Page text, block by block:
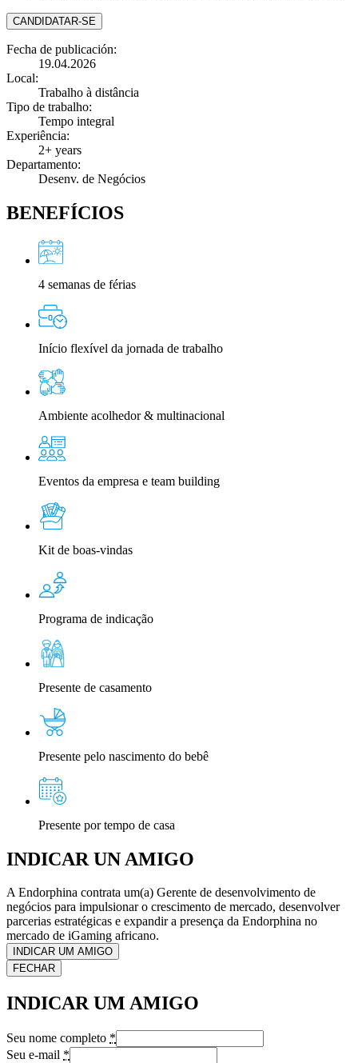
CANDIDATAR-SE
Fecha de publicación:
19.04.2026
Local:
Trabalho à distância
Tipo de trabalho:
Tempo integral
Experiência:
2+ years
Departamento:
Desenv. de Negócios
BENEFÍCIOS
4 semanas de férias
Início flexível da jornada de trabalho
Ambiente acolhedor & multinacional
Eventos da empresa e team building
Kit de boas-vindas
Programa de indicação
Presente de casamento
Presente pelo nascimento do bebê
Presente por tempo de casa
INDICAR UN AMIGO
A Endorphina contrata um(a) Gerente de desenvolvimento de
negócios para impulsionar o crescimento de mercado, desenvolver
parcerias estratégicas e expandir a presença da Endorphina no
mercado de iGaming africano.
INDICAR UM AMIGO
FECHAR
INDICAR UM AMIGO
Seu nome completo *
Seu e-mail *